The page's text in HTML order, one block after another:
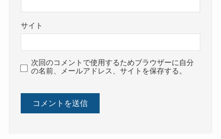
サイト
次回のコメントで使用するためブラウザーに自分
の名前、メールアドレス、サイトを保存する。